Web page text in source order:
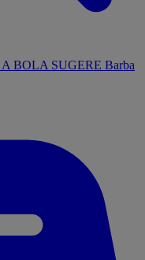
A BOLA SUGERE Barba